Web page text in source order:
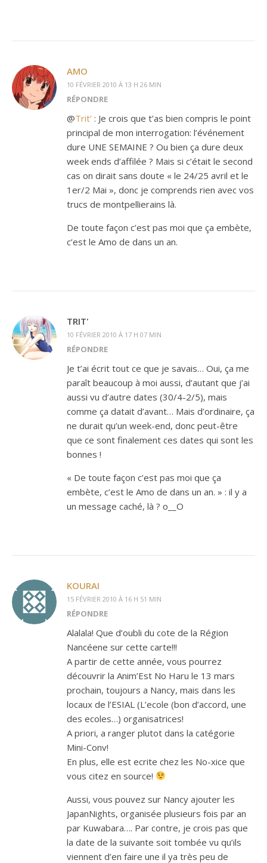
AMO
10 FÉVRIER 2010 À 13 H 26 MIN
RÉPONDRE
@Trit’ : Je crois que t’as bien compris le point
principal de mon interrogation: l’événement
dure UNE SEMAINE ? Ou bien ça dure deux
week ends d’affilée ? Mais si c’était le second
cas on dirait sans doute « le 24/25 avril et le
1er/2 Mai », donc je comprends rien avec vos
trucs de montpellierains là.
De toute façon c’est pas moi que ça embète,
c’est le Amo de dans un an.
TRIT'
10 FÉVRIER 2010 À 17 H 07 MIN
RÉPONDRE
Je t’ai écrit tout ce que je savais… Oui, ça me
paraît beaucoup à moi aussi, d’autant que j’ai
aussi vu d’autre dates (30/4-2/5), mais
comme ça datait d’avant… Mais d’ordinaire, ça
ne durait qu’un week-end, donc peut-être
que ce sont finalement ces dates qui sont les
bonnes !
« De toute façon c’est pas moi que ça
embète, c’est le Amo de dans un an. » : il y a
un message caché, là ? o__O
KOURAI
15 FÉVRIER 2010 À 16 H 51 MIN
RÉPONDRE
Alalala! Que d’oubli du cote de la Région
Nancéene sur cette carte!!!
A partir de cette année, vous pourrez
découvrir la Anim’Est No Haru le 13 mars
prochain, toujours a Nancy, mais dans les
locaux de l’ESIAL (L’ecole (bon d’accord, une
des ecoles…) organisatrices!
A priori, a ranger plutot dans la catégorie
Mini-Conv!
En plus, elle est ecrite chez les No-xice que
vous citez en source!
Aussi, vous pouvez sur Nancy ajouter les
JapanNights, organisée plusieurs fois par an
par Kuwabara…. Par contre, je crois pas que
la date de la suivante soit tombée vu qu’ils
viennent d’en faire une il ya très peu de